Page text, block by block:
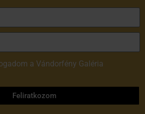
a Vándorfény Galéria
Feliratkozom